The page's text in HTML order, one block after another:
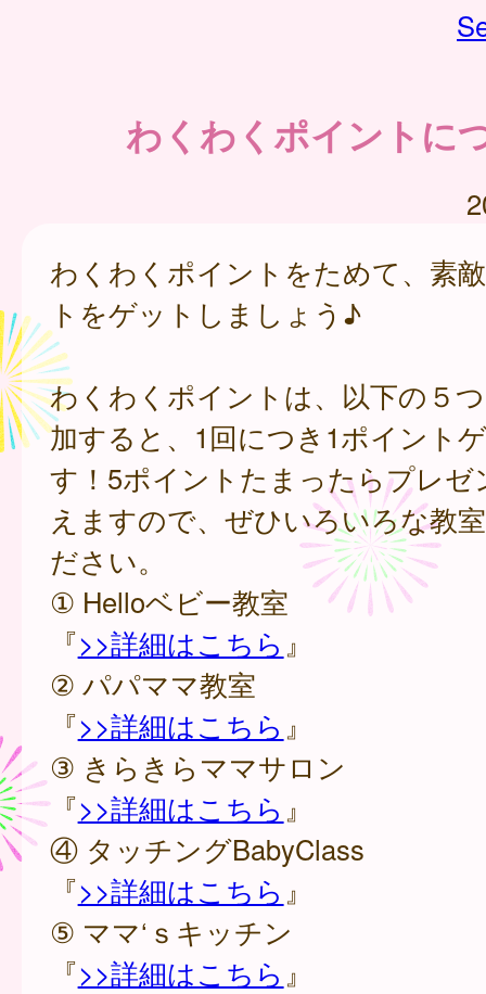
わくわくポイントに
わくわくポイントをためて、素
トをゲットしましょう♪
わくわくポイントは、以下の５
加すると、1回につき1ポイント
す！5ポイントたまったらプレゼ
えますので、ぜひいろいろな教
ださい。
① Helloベビー教室
『>>詳細はこちら 』
② パパママ教室
『>>詳細はこちら 』
③ きらきらママサロン
『>>詳細はこちら 』
④ タッチングBabyClass
『>>詳細はこちら 』
⑤ ママ‘ｓキッチン
『>>詳細はこちら 』